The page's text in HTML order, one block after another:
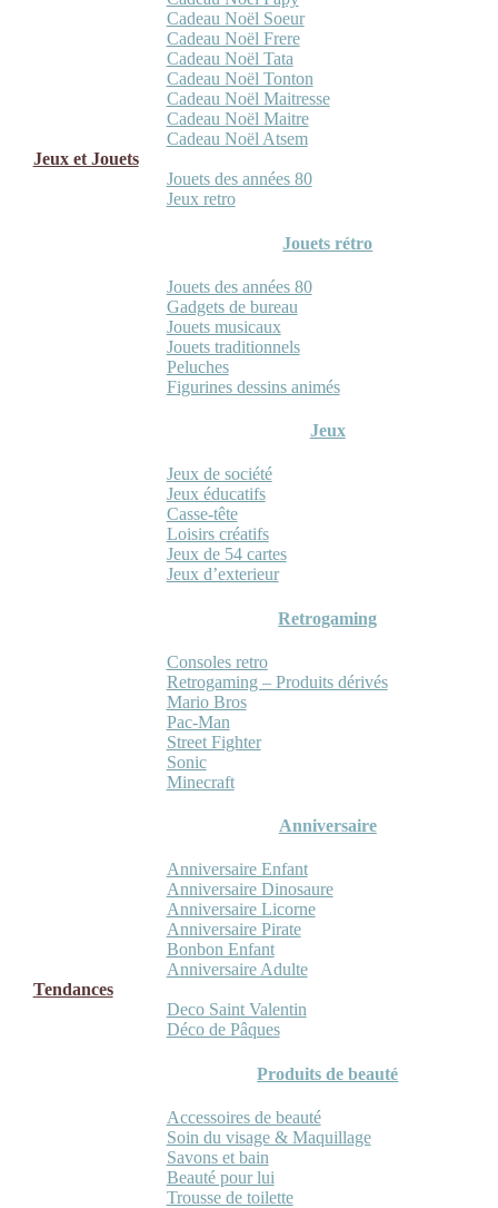
Cadeau Noël Soeur
Cadeau Noël Frere
Cadeau Noël Tata
Cadeau Noël Tonton
Cadeau Noël Maitresse
Cadeau Noël Maitre
Cadeau Noël Atsem
Jeux et Jouets
Jouets des années 80
Jeux retro
Jouets rétro
Jouets des années 80
Gadgets de bureau
Jouets musicaux
Jouets traditionnels
Peluches
Figurines dessins animés
Jeux
Jeux de société
Jeux éducatifs
Casse-tête
Loisirs créatifs
Jeux de 54 cartes
Jeux d’exterieur
Retrogaming
Consoles retro
Retrogaming – Produits dérivés
Mario Bros
Pac-Man
Street Fighter
Sonic
Minecraft
Anniversaire
Anniversaire Enfant
Anniversaire Dinosaure
Anniversaire Licorne
Anniversaire Pirate
Bonbon Enfant
Anniversaire Adulte
Tendances
Deco Saint Valentin
Déco de Pâques
Produits de beauté
Accessoires de beauté
Soin du visage & Maquillage
Savons et bain
Beauté pour lui
Trousse de toilette